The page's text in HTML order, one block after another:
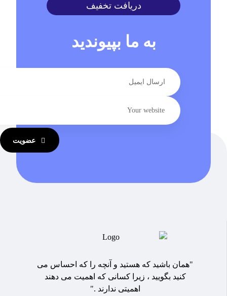
دریافت تخفیف
به ما بپیوندید
عضویت
"همان باشید که هستید و آنچه را که احساس می
کنید بگویید ، زیرا کسانی که اهمیت می دهند
اهمیتی ندارند ."